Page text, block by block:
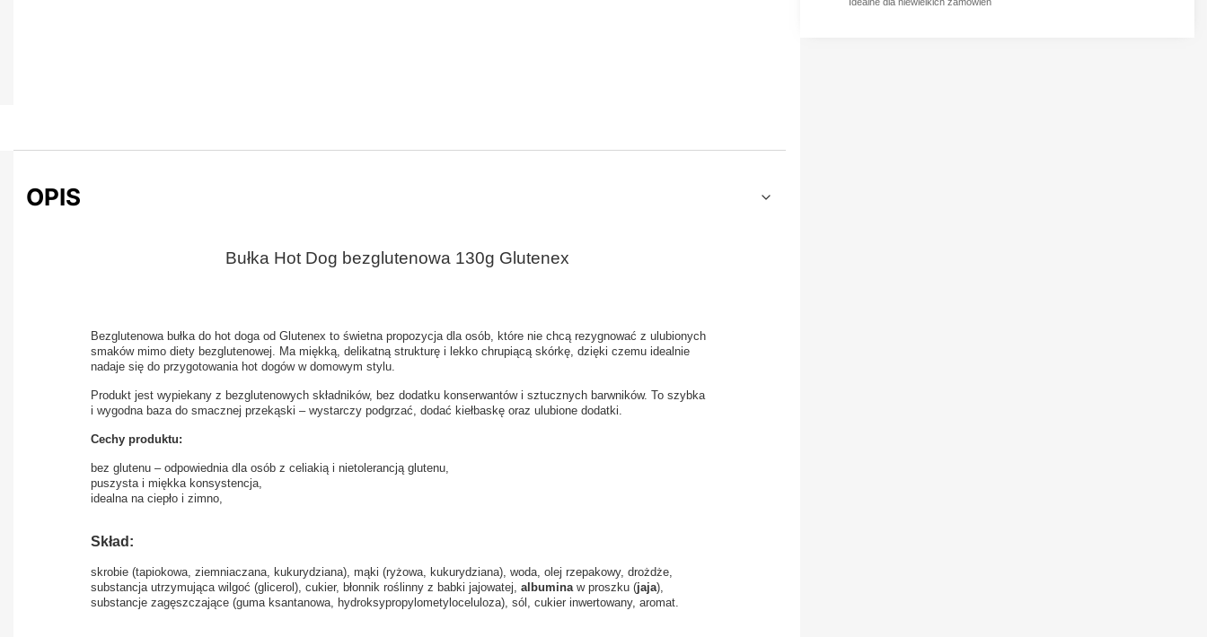
OPIS
Bułka Hot Dog bezglutenowa 130g Glutenex
Bezglutenowa bułka do hot doga od Glutenex to świetna propozycja dla osób, które nie chcą rezygnować z ulubionych
smaków mimo diety bezglutenowej. Ma miękką, delikatną strukturę i lekko chrupiącą skórkę, dzięki czemu idealnie
nadaje się do przygotowania hot dogów w domowym stylu.
Produkt jest wypiekany z bezglutenowych składników, bez dodatku konserwantów i sztucznych barwników. To szybka
i wygodna baza do smacznej przekąski – wystarczy podgrzać, dodać kiełbaskę oraz ulubione dodatki.
Cechy produktu:
bez glutenu – odpowiednia dla osób z celiakią i nietolerancją glutenu,
puszysta i miękka konsystencja,
idealna na ciepło i zimno,
Skład:
skrobie (tapiokowa, ziemniaczana, kukurydziana), mąki (ryżowa, kukurydziana), woda, olej rzepakowy, drożdże,
substancja utrzymująca wilgoć (glicerol), cukier, błonnik roślinny z babki jajowatej, albuminaw proszku (jaja),
substancje zagęszczające (guma ksantanowa, hydroksypropylometyloceluloza), sól, cukier inwertowany, aromat.